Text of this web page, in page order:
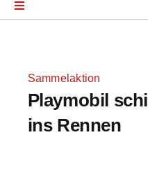
Toggle
Navigation
Product Specials
Sammelaktion
Playmobil
ins Rennen